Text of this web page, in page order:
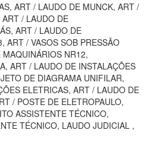
ART / LAUDO DE MUNCK, ART /
/ LAUDO DE
ART / LAUDO DE
ART / VASOS SOB PRESSÃO
NR12,
ART / LAUDO DE INSTALAÇÕES
DE DIAGRAMA UNIFILAR,
ELETRICAS, ART / LAUDO DE
/ POSTE DE ELETROPAULO,
ASSISTENTE TÉCNICO,
TÉCNICO, LAUDO JUDICIAL ,